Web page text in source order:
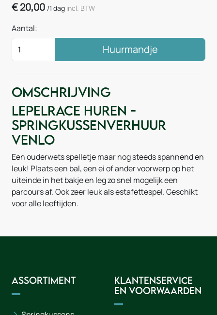
€20,00 /1 dag incl. BTW
Aantal:
Huurmandje
Omschrijving
Lepelrace huren -
Springkussenverhuur
Venlo
Een ouderwets spelletje maar nog steeds spannend en
leuk! Plaats een bal, een ei of ander voorwerp op het
uiteinde in het bakje en leg zo snel mogelijk een
parcours af. Ook zeer leuk als estafettespel. Geschikt
voor alle leeftijden.
Assortiment
Klantenservice
en voorwaarden